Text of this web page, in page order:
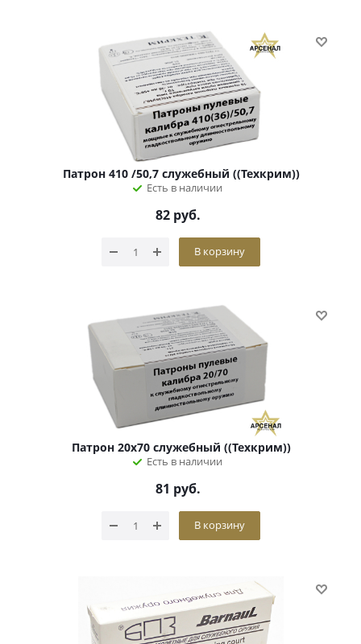
Патрон 410 /50,7 служебный ((Техкрим))
Есть в наличии
82 руб.
В корзину
Патрон 20х70 служебный ((Техкрим))
Есть в наличии
81 руб.
В корзину